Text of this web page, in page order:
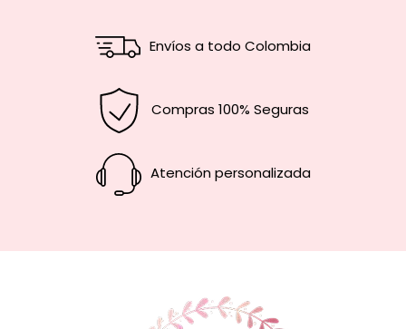
Envíos a todo Colombia
Compras 100% Seguras
Atención personalizada